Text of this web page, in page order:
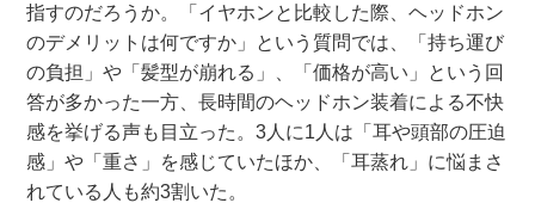
指すのだろうか。「イヤホンと比較した際、ヘッドホン
のデメリットは何ですか」という質問では、「持ち運び
の負担」や「髪型が崩れる」、「価格が高い」という回
答が多かった一方、長時間のヘッドホン装着による不快
感を挙げる声も目立った。3人に1人は「耳や頭部の圧迫
感」や「重さ」を感じていたほか、「耳蒸れ」に悩まさ
れている人も約3割いた。